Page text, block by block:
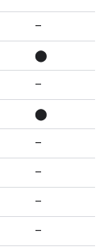
–
⬤
–
⬤
–
–
–
–